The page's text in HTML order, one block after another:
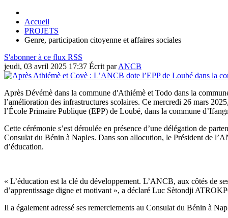
Accueil
PROJETS
Genre, participation citoyenne et affaires sociales
S'abonner à ce flux RSS
jeudi, 03 avril 2025 17:37 Écrit parANCB
Après Dévémè dans la commune d'Athiémè et Todo dans la
l’amélioration des infrastructures scolaires. Ce mercredi 26 mars
l’École Primaire Publique (EPP) de Loubé, dans la commune
Cette cérémonie s’est déroulée en présence d’une délégation de
Consulat du Bénin à Naples. Dans son allocution, le Président de
d’éducation.
« L’éducation est la clé du développement. L’ANCB, aux côtés de
d’apprentissage digne et motivant », a déclaré Luc Sètondji
Il a également adressé ses remerciements au Consulat du Bénin à